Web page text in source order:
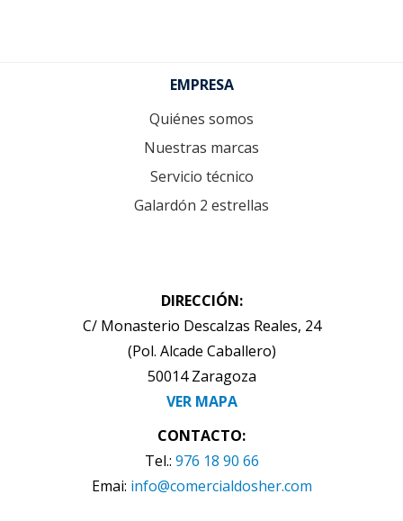
EMPRESA
Quiénes somos
Nuestras marcas
Servicio técnico
Galardón 2 estrellas
DIRECCIÓN:
C/ Monasterio Descalzas Reales, 24
(Pol. Alcade Caballero)
50014 Zaragoza
VER MAPA
CONTACTO:
Tel.: 976 18 90 66
Emai: info@comercialdosher.com